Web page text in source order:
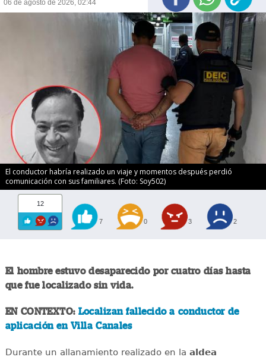
06 de agosto de 2026, 02:44
El conductor habría realizado un viaje y momentos después perdió
comunicación con sus familiares. (Foto: Soy502)
12
7 0 3 2
El hombre estuvo desaparecido por cuatro días hasta
que fue localizado sin vida.
EN CONTEXTO:Localizan fallecido a conductor de
aplicación en Villa Canales
Durante un allanamiento realizado en la aldea